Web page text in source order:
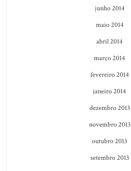
junho 2014
maio 2014
abril 2014
março 2014
fevereiro 2014
janeiro 2014
dezembro 2013
novembro 2013
outubro 2013
setembro 2013